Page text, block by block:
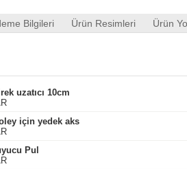
Bilgileri Ürün Resimleri Ürün
uzatıcı 10cm
için yedek aks
Pul